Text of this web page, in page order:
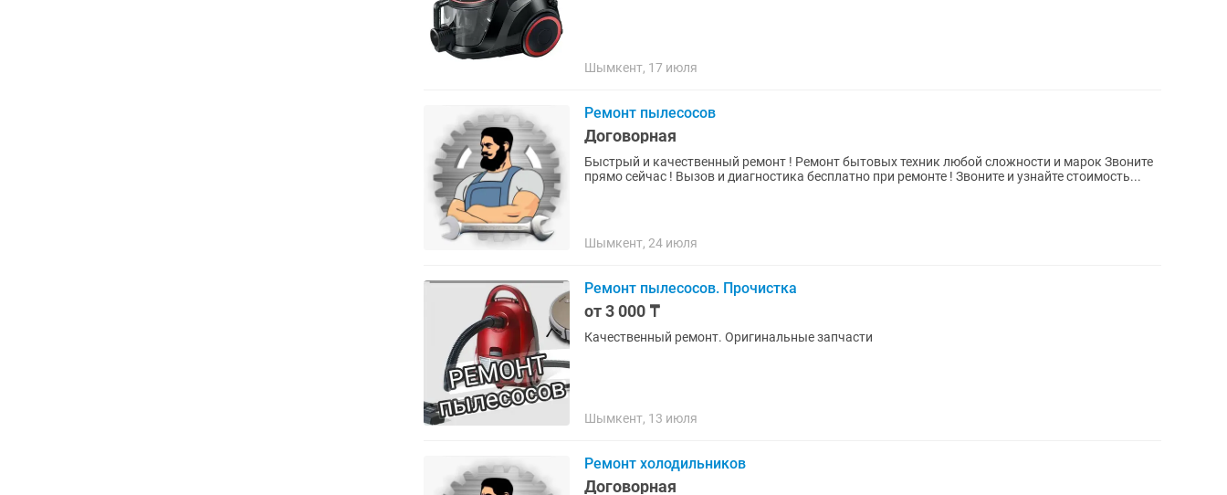
Шымкент, 17 июля
Ремонт пылесосов
Договорная
Быстрый и качественный ремонт ! Ремонт бытовых техник любой сложности и марок Звоните
прямо сейчас ! Вызов и диагностика бесплатно при ремонте ! Звоните и узнайте стоимость...
Шымкент, 24 июля
Ремонт пылесосов. Прочистка
от 3 000 ₸
Качественный ремонт. Оригинальные запчасти
Шымкент, 13 июля
Ремонт холодильников
Договорная